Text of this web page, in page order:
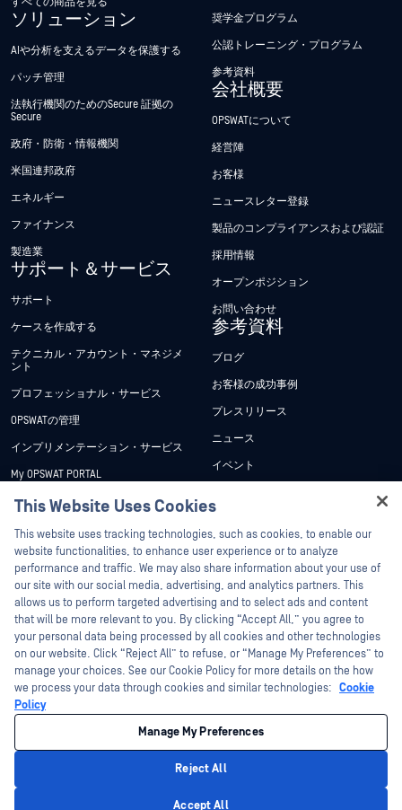
ソリューション
AIや分析を支えるデータを保護する
パッチ管理
法執行機関のためのSecure 証拠の
Secure
政府・防衛・情報機関
米国連邦政府
エネルギー
ファイナンス
製造業
サポート＆サービス
サポート
ケースを作成する
テクニカル・アカウント・マネジメ
ント
プロフェッショナル・サービス
OPSWATの管理
インプリメンテーション・サービス
My OPSWAT PORTAL
技術文書
トレーニング
脆弱性対策プログラム
パートナー
認証
テクノロジー・パートナー
OPSWAT チャネル パートナー
奨学金プログラム
公認トレーニング・プログラム
参考資料
会社概要
OPSWATについて
経営陣
お客様
ニュースレター登録
製品のコンプライアンスおよび認証
採用情報
オープンポジション
お問い合わせ
参考資料
ブログ
お客様の成功事例
プレスリリース
ニュース
イベント
ホワイトペーパー
無料ツール
©2026OPSWAT . All rights reserved.OPSWAT、MetaDefender、Metascan、
MetaAccess、OPSWAT 、Trust no File. Trust No Device.、OPSWAT 、Protecting the
World's Critical Infrastructure、Deep CDR™ Technology、InQuest、InQuestロゴ、
DFI、RetroHunt、Deep File Inspection、およびJoin the Huntは、OPSWAT の商標
です。第三者の商標は、それぞれの所有者の財産です。
プライバシーポリシー クッキー設定
This Website Uses Cookies
This website uses tracking technologies, such as cookies, to enable our
website functionalities, to enhance user experience or to analyze
performance and traffic. We may also share information about your use of
our site with our social media, advertising, and analytics partners. This
allows us to perform targeted advertising and to select ads and content
that will be more relevant to you. By clicking “Accept All,” you agree to
your personal data being processed by all cookies and other technologies
on our website. Click “Reject All” to refuse, or “Manage My Preferences” to
manage your choices. See our Cookie Policy for more details on the how
we process your data through cookies and similar technologies: Cookie
Policy
Manage My Preferences
Reject All
Accept All
Hey there!
I'm Ozzy, your OPSWAT virtual assistant.
How can I help you secure what's critical
today?